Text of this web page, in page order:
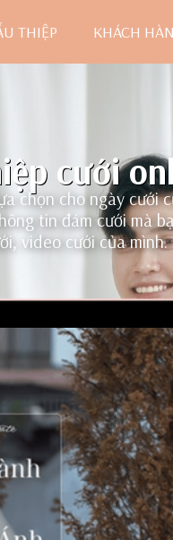
THIỆP KHÁCH
cưới
chọn cho ngày cưới
tin đám cưới mà
video cưới của mình.